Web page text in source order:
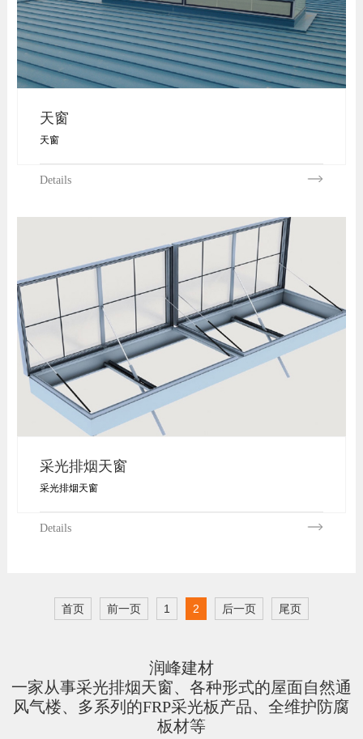
天窗
天窗
Details
采光排烟天窗
采光排烟天窗
Details
首页 前一页 1 2 后一页 尾页
润峰建材
一家从事采光排烟天窗、各种形式的屋面自然通
风气楼、多系列的FRP采光板产品、全维护防腐
板材等